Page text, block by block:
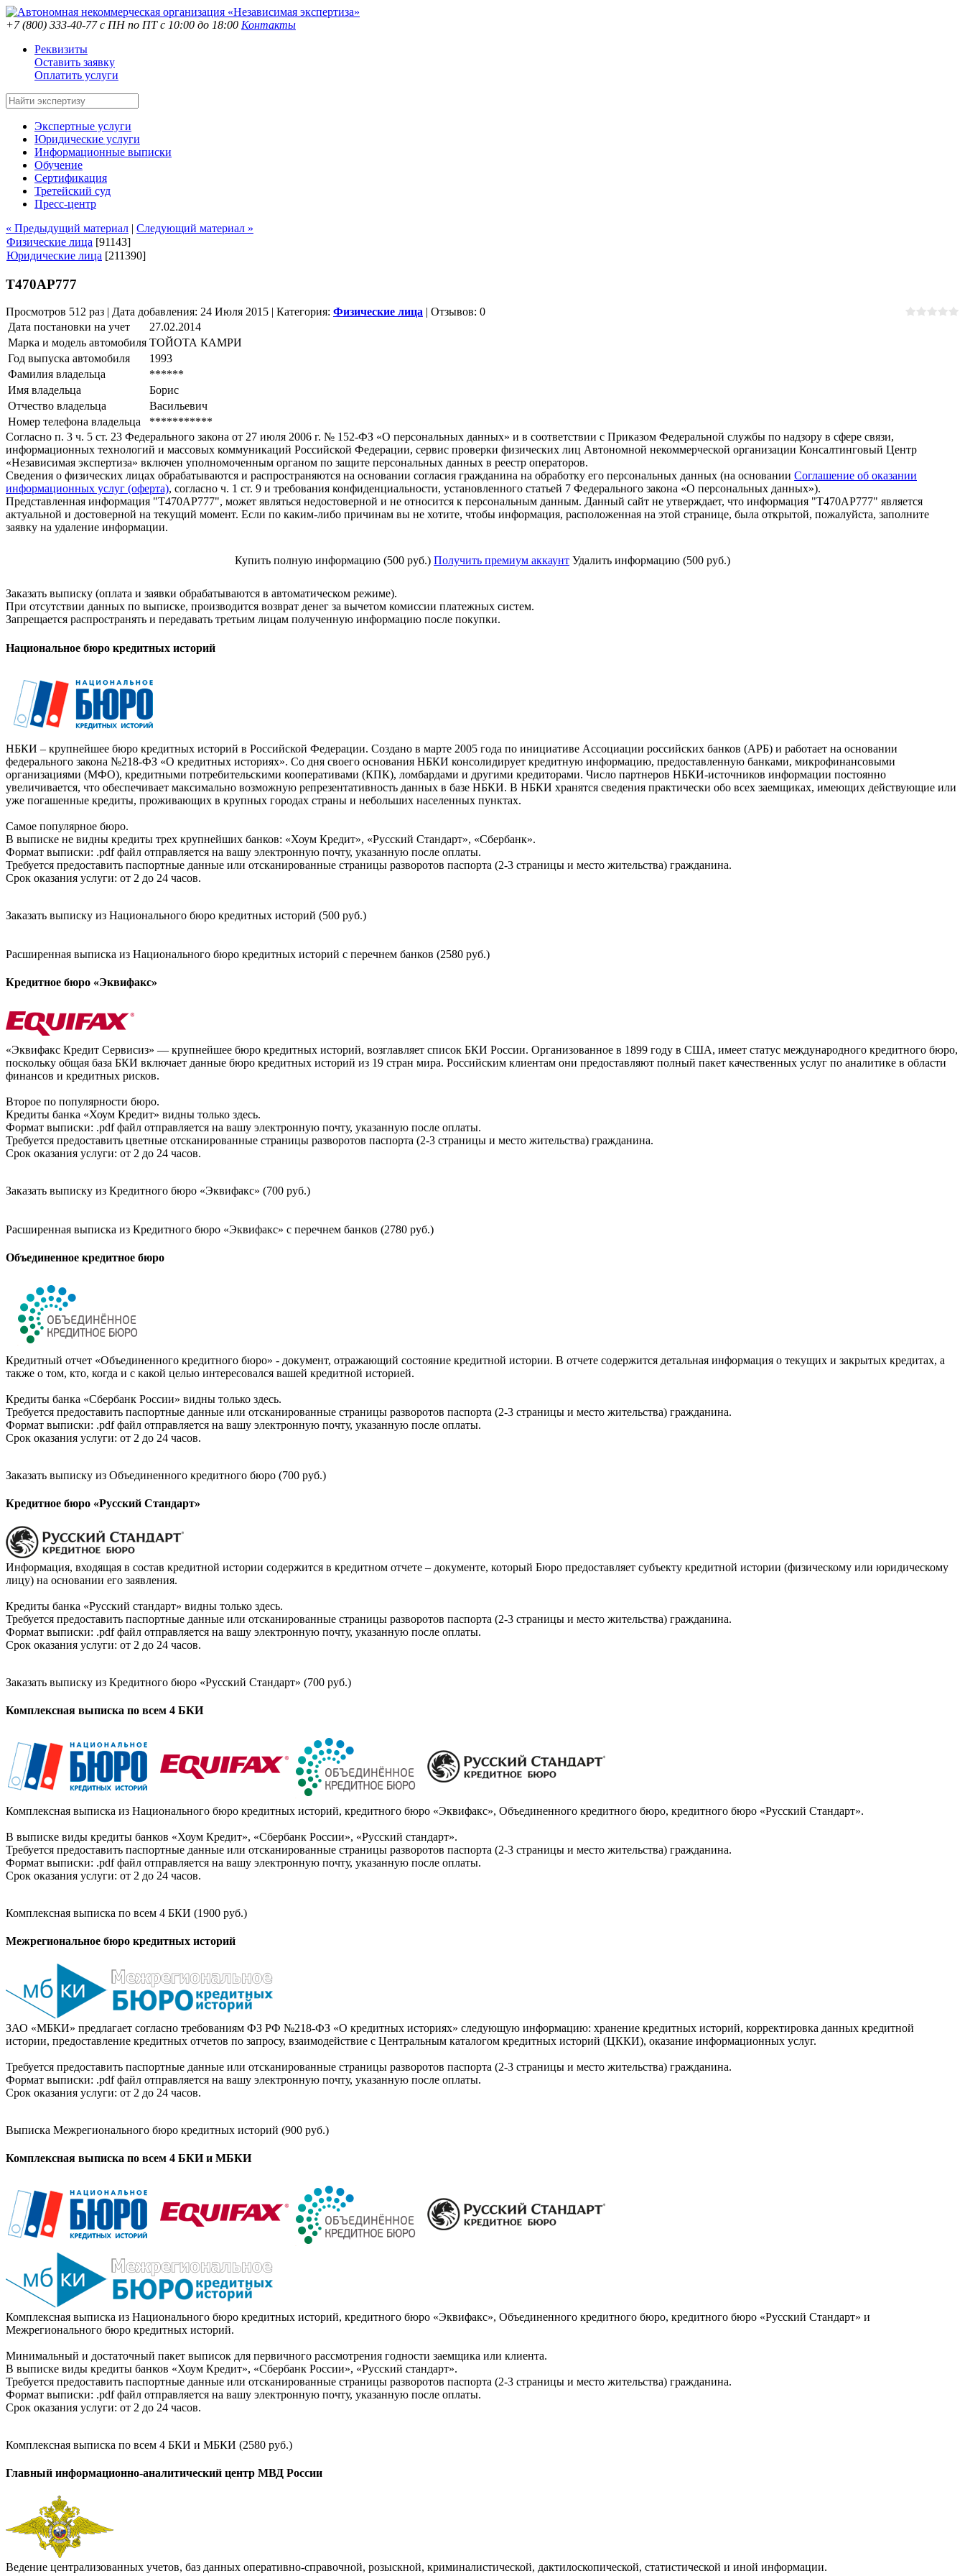
+7 (800) 333-40-77с ПН по ПТ с 10:00 до 18:00 Контакты
Реквизиты
Оставить заявку
Оплатить услуги
Экспертные услуги
Юридические услуги
Информационные выписки
Обучение
Сертификация
Третейский суд
Пресс-центр
« Предыдущий материал | Следующий материал »
Физические лица [91143]
Юридические лица [211390]
Т470АР777
Просмотров 512 раз | Дата добавления: 24 Июля 2015 | Категория: Физические лица | Отзывов: 0
Дата постановки на учет
27.02.2014
Марка и модель автомобиля ТОЙОТА КАМРИ
Год выпуска автомобиля
1993
Фамилия владельца
******
Имя владельца
Борис
Отчество владельца
Васильевич
Номер телефона владельца
***********
Согласно п. 3 ч. 5 ст. 23 Федерального закона от 27 июля 2006 г. № 152-ФЗ «О персональных данных» и в соответствии с Приказом Федеральной службы по надзору в сфере связи,
информационных технологий и массовых коммуникаций Российской Федерации, сервис проверки физических лиц Автономной некоммерческой организации Консалтинговый Центр
«Независимая экспертиза» включен уполномоченным органом по защите персональных данных в реестр операторов.
Сведения о физических лицах обрабатываются и распространяются на основании согласия гражданина на обработку его персональных данных (на основании Соглашение об оказании
информационных услуг (оферта), согласно ч. 1 ст. 9 и требования конфиденциальности, установленного статьей 7 Федерального закона «О персональных данных»).
Представленная информация "Т470АР777", может являться недостоверной и не относится к персональным данным. Данный сайт не утверждает, что информация "Т470АР777" является
актуальной и достоверной на текущий момент. Если по каким-либо причинам вы не хотите, чтобы информация, расположенная на этой странице, была открытой, пожалуйста, заполните
заявку на удаление информации.
Купить полную информацию (500 руб.) Получить премиум аккаунт Удалить информацию (500 руб.)
Заказать выписку (оплата и заявки обрабатываются в автоматическом режиме).
При отсутствии данных по выписке, производится возврат денег за вычетом комиссии платежных систем.
Запрещается распространять и передавать третьим лицам полученную информацию после покупки.
Национальное бюро кредитных историй
НБКИ – крупнейшее бюро кредитных историй в Российской Федерации. Создано в марте 2005 года по инициативе Ассоциации российских банков (АРБ) и работает на основании
федерального закона №218-ФЗ «О кредитных историях». Со дня своего основания НБКИ консолидирует кредитную информацию, предоставленную банками, микрофинансовыми
организациями (МФО), кредитными потребительскими кооперативами (КПК), ломбардами и другими кредиторами. Число партнеров НБКИ-источников информации постоянно
увеличивается, что обеспечивает максимально возможную репрезентативность данных в базе НБКИ. В НБКИ хранятся сведения практически обо всех заемщиках, имеющих действующие или
уже погашенные кредиты, проживающих в крупных городах страны и небольших населенных пунктах.
Самое популярное бюро.
В выписке не видны кредиты трех крупнейших банков: «Хоум Кредит», «Русский Стандарт», «Сбербанк».
Формат выписки: .pdf файл отправляется на вашу электронную почту, указанную после оплаты.
Требуется предоставить паспортные данные или отсканированные страницы разворотов паспорта (2-3 страницы и место жительства) гражданина.
Срок оказания услуги: от 2 до 24 часов.
Заказать выписку из Национального бюро кредитных историй (500 руб.)
Расширенная выписка из Национального бюро кредитных историй с перечнем банков (2580 руб.)
Кредитное бюро «Эквифакс»
«Эквифакс Кредит Сервисиз» — крупнейшее бюро кредитных историй, возглавляет список БКИ России. Организованное в 1899 году в США, имеет статус международного кредитного бюро,
поскольку общая база БКИ включает данные бюро кредитных историй из 19 стран мира. Российским клиентам они предоставляют полный пакет качественных услуг по аналитике в области
финансов и кредитных рисков.
Второе по популярности бюро.
Кредиты банка «Хоум Кредит» видны только здесь.
Формат выписки: .pdf файл отправляется на вашу электронную почту, указанную после оплаты.
Требуется предоставить цветные отсканированные страницы разворотов паспорта (2-3 страницы и место жительства) гражданина.
Срок оказания услуги: от 2 до 24 часов.
Заказать выписку из Кредитного бюро «Эквифакс» (700 руб.)
Расширенная выписка из Кредитного бюро «Эквифакс» с перечнем банков (2780 руб.)
Объединенное кредитное бюро
Кредитный отчет «Объединенного кредитного бюро» - документ, отражающий состояние кредитной истории. В отчете содержится детальная информация о текущих и закрытых кредитах, а
также о том, кто, когда и с какой целью интересовался вашей кредитной историей.
Кредиты банка «Сбербанк России» видны только здесь.
Требуется предоставить паспортные данные или отсканированные страницы разворотов паспорта (2-3 страницы и место жительства) гражданина.
Формат выписки: .pdf файл отправляется на вашу электронную почту, указанную после оплаты.
Срок оказания услуги: от 2 до 24 часов.
Заказать выписку из Объединенного кредитного бюро (700 руб.)
Кредитное бюро «Русский Стандарт»
Информация, входящая в состав кредитной истории содержится в кредитном отчете – документе, который Бюро предоставляет субъекту кредитной истории (физическому или юридическому
лицу) на основании его заявления.
Кредиты банка «Русский стандарт» видны только здесь.
Требуется предоставить паспортные данные или отсканированные страницы разворотов паспорта (2-3 страницы и место жительства) гражданина.
Формат выписки: .pdf файл отправляется на вашу электронную почту, указанную после оплаты.
Срок оказания услуги: от 2 до 24 часов.
Заказать выписку из Кредитного бюро «Русский Стандарт» (700 руб.)
Комплексная выписка по всем 4 БКИ
Комплексная выписка из Национального бюро кредитных историй, кредитного бюро «Эквифакс», Объединенного кредитного бюро, кредитного бюро «Русский Стандарт».
В выписке виды кредиты банков «Хоум Кредит», «Сбербанк России», «Русский стандарт».
Требуется предоставить паспортные данные или отсканированные страницы разворотов паспорта (2-3 страницы и место жительства) гражданина.
Формат выписки: .pdf файл отправляется на вашу электронную почту, указанную после оплаты.
Срок оказания услуги: от 2 до 24 часов.
Комплексная выписка по всем 4 БКИ (1900 руб.)
Межрегиональное бюро кредитных историй
ЗАО «МБКИ» предлагает согласно требованиям ФЗ РФ №218-ФЗ «О кредитных историях» следующую информацию: хранение кредитных историй, корректировка данных кредитной
истории, предоставление кредитных отчетов по запросу, взаимодействие с Центральным каталогом кредитных историй (ЦККИ), оказание информационных услуг.
Требуется предоставить паспортные данные или отсканированные страницы разворотов паспорта (2-3 страницы и место жительства) гражданина.
Формат выписки: .pdf файл отправляется на вашу электронную почту, указанную после оплаты.
Срок оказания услуги: от 2 до 24 часов.
Выписка Межрегионального бюро кредитных историй (900 руб.)
Комплексная выписка по всем 4 БКИ и МБКИ
Комплексная выписка из Национального бюро кредитных историй, кредитного бюро «Эквифакс», Объединенного кредитного бюро, кредитного бюро «Русский Стандарт» и
Межрегионального бюро кредитных историй.
Минимальный и достаточный пакет выписок для первичного рассмотрения годности заемщика или клиента.
В выписке виды кредиты банков «Хоум Кредит», «Сбербанк России», «Русский стандарт».
Требуется предоставить паспортные данные или отсканированные страницы разворотов паспорта (2-3 страницы и место жительства) гражданина.
Формат выписки: .pdf файл отправляется на вашу электронную почту, указанную после оплаты.
Срок оказания услуги: от 2 до 24 часов.
Комплексная выписка по всем 4 БКИ и МБКИ (2580 руб.)
Главный информационно-аналитический центр МВД России
Ведение централизованных учетов, баз данных оперативно-справочной, розыскной, криминалистической, дактилоскопической, статистической и иной информации.